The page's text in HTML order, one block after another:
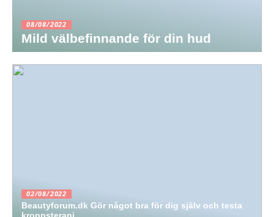
08/08/2022
Mild välbefinnande för din hud
02/08/2022
Beautyforum.dk Gör något bra för dig själv och testa
kroppsterapi